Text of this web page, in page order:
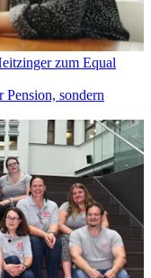
zum Equal
Pension, sondern